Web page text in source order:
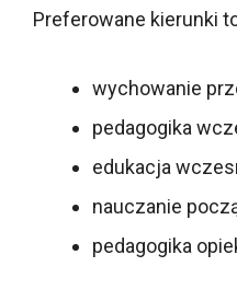
Preferowane kierunki
wychowanie
pedagogika
edukacja
nauczanie
pedagogika